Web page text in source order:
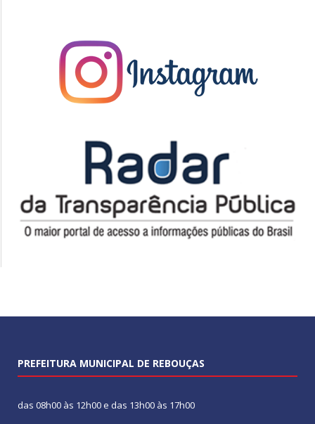
PREFEITURA MUNICIPAL DE REBOUÇAS
das 08h00 às 12h00 e das 13h00 às 17h00